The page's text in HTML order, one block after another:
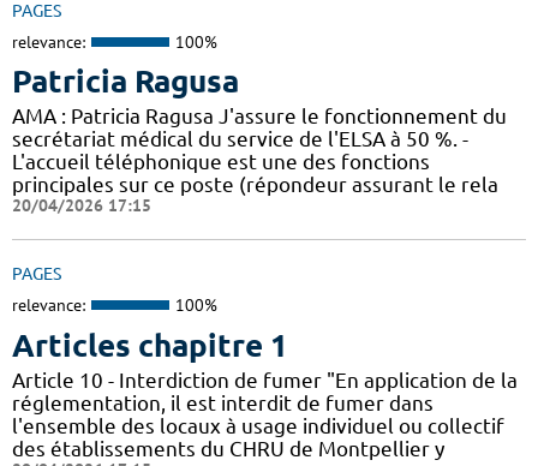
PAGES
relevance: 100%
Patricia Ragusa
AMA : Patricia Ragusa J'assure le fonctionnement du
secrétariat médical du service de l'ELSA à 50 %. -
L'accueil téléphonique est une des fonctions
principales sur ce poste (répondeur assurant le rela
20/04/2026 17:15
PAGES
relevance: 100%
Articles chapitre 1
Article 10 - Interdiction de fumer "En application de la
réglementation, il est interdit de fumer dans
l'ensemble des locaux à usage individuel ou collectif
des établissements du CHRU de Montpellier y